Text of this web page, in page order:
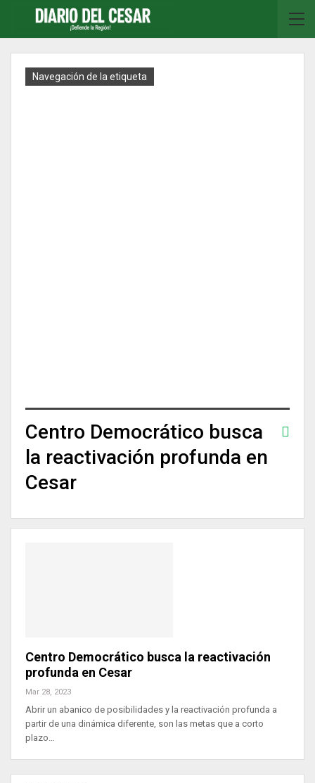
Navegación de la etiqueta
Centro Democrático busca
la reactivación profunda en
Cesar
Centro Democrático busca la reactivación
profunda en Cesar
Mar 28, 2023
Abrir un abanico de posibilidades y la reactivación profunda a
partir de una dinámica diferente, son las metas que a corto
plazo…